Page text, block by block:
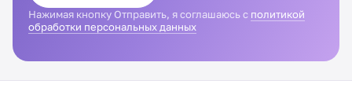
Нажимая кнопку Отправить, я соглашаюсь с политикой
обработки персональных данных